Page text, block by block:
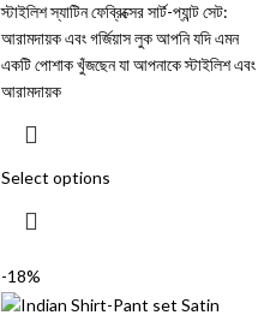
স্টাইলিশ স্যাটিন ফেব্রিক্সের সার্ট-প্যান্ট সেট:
আরামদায়ক এবং গর্জিয়াস লুক আপনি যদি এমন
একটি পোশাক খুঁজছেন যা আপনাকে স্টাইলিশ এবং
আরামদায়ক
Select options
-18%